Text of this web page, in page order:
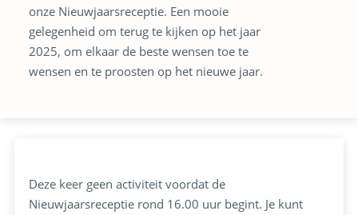
onze Nieuwjaarsreceptie. Een mooie
gelegenheid om terug te kijken op het jaar
2025, om elkaar de beste wensen toe te
wensen en te proosten op het nieuwe jaar.
Deze keer geen activiteit voordat de
Nieuwjaarsreceptie rond 16.00 uur begint. Je kunt